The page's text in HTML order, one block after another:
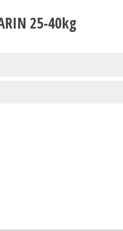
25-40kg